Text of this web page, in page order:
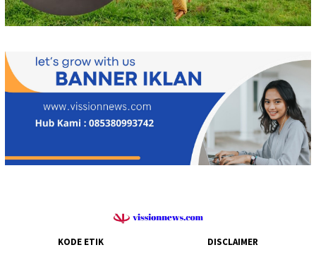
KODE ETIK
DISCLAIMER